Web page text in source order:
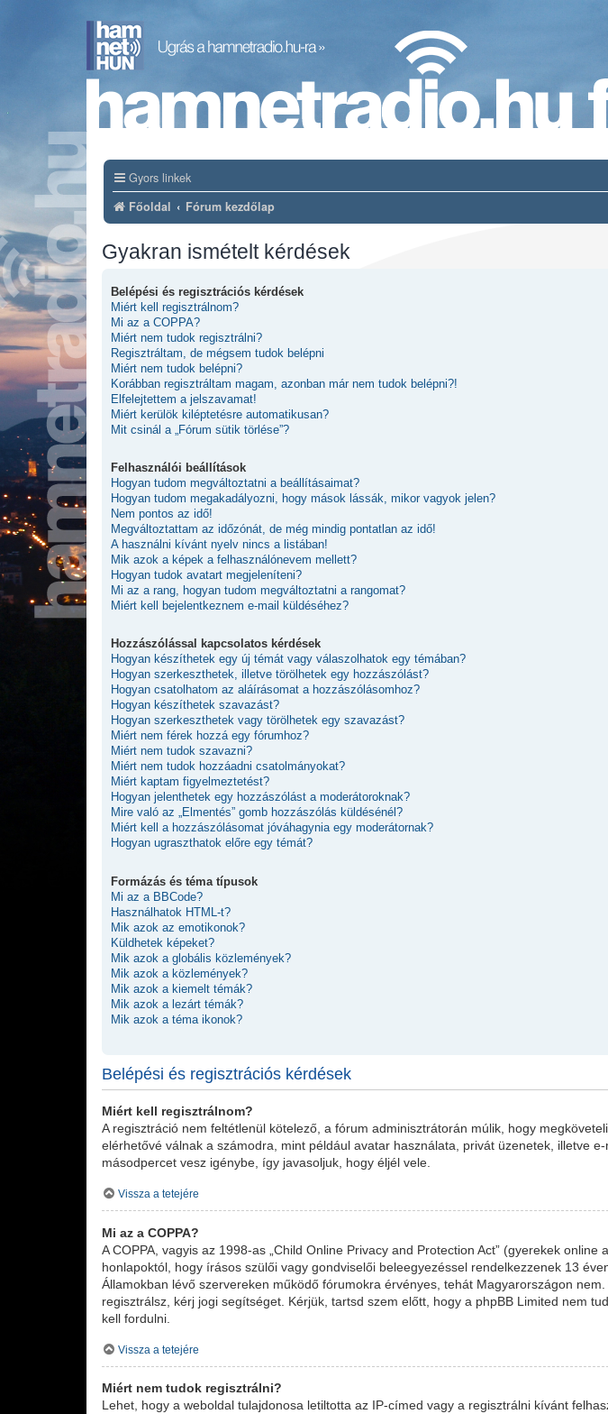
Gyors linkek
Főoldal Fórum kezdőlap
Gyakran ismételt kérdések
Belépési és regisztrációs kérdések
Miért kell regisztrálnom?
Mi az a COPPA?
Miért nem tudok regisztrálni?
Regisztráltam, de mégsem tudok belépni
Miért nem tudok belépni?
Korábban regisztráltam magam, azonban már nem tudok belépni?!
Elfelejtettem a jelszavamat!
Miért kerülök kiléptetésre automatikusan?
Mit csinál a „Fórum sütik törlése”?
Felhasználói beállítások
Hogyan tudom megváltoztatni a beállításaimat?
Hogyan tudom megakadályozni, hogy mások lássák, mikor vagyok jelen?
Nem pontos az idő!
Megváltoztattam az időzónát, de még mindig pontatlan az idő!
A használni kívánt nyelv nincs a listában!
Mik azok a képek a felhasználónevem mellett?
Hogyan tudok avatart megjeleníteni?
Mi az a rang, hogyan tudom megváltoztatni a rangomat?
Miért kell bejelentkeznem e-mail küldéséhez?
Hozzászólással kapcsolatos kérdések
Hogyan készíthetek egy új témát vagy válaszolhatok egy témában?
Hogyan szerkeszthetek, illetve törölhetek egy hozzászólást?
Hogyan csatolhatom az aláírásomat a hozzászólásomhoz?
Hogyan készíthetek szavazást?
Hogyan szerkeszthetek vagy törölhetek egy szavazást?
Miért nem férek hozzá egy fórumhoz?
Miért nem tudok szavazni?
Miért nem tudok hozzáadni csatolmányokat?
Miért kaptam figyelmeztetést?
Hogyan jelenthetek egy hozzászólást a moderátoroknak?
Mire való az „Elmentés” gomb hozzászólás küldésénél?
Miért kell a hozzászólásomat jóváhagynia egy moderátornak?
Hogyan ugraszthatok előre egy témát?
Formázás és téma típusok
Mi az a BBCode?
Használhatok HTML-t?
Mik azok az emotikonok?
Küldhetek képeket?
Mik azok a globális közlemények?
Mik azok a közlemények?
Mik azok a kiemelt témák?
Mik azok a lezárt témák?
Mik azok a téma ikonok?
Belépési és regisztrációs kérdések
Miért kell regisztrálnom?
A regisztráció nem feltétlenül kötelező, a fórum adminisztrátorán múlik, hogy
elérhetővé válnak a számodra, mint például avatar használata, privát üzenetek, illetve
másodpercet vesz igénybe, így javasoljuk, hogy éljél vele.
Vissza a tetejére
Mi az a COPPA?
A COPPA, vagyis az 1998-as „Child Online Privacy and Protection Act” (gyerekek
honlapoktól, hogy írásos szülői vagy gondviselői beleegyezéssel rendelkezzenek 13
Államokban lévő szervereken működő fórumokra érvényes, tehát Magyarországon
regisztrálsz, kérj jogi segítséget. Kérjük, tartsd szem előtt, hogy a phpBB Limited nem
kell fordulni.
Vissza a tetejére
Miért nem tudok regisztrálni?
Lehet, hogy a weboldal tulajdonosa letiltotta az IP-címed vagy a regisztrálni kívánt